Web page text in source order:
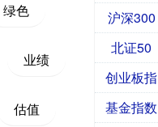
绿色
业绩
估值
沪深300
北证50
创业板指
基金指数